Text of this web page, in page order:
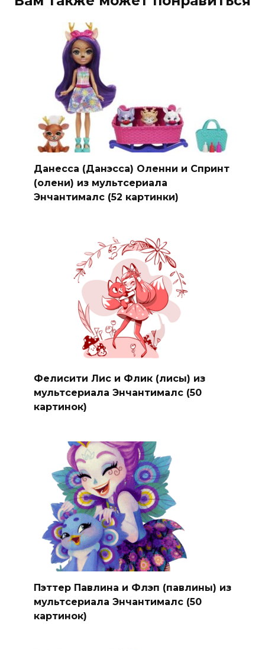
Данесса (Данэсса) Оленни и Спринт
(олени) из мультсериала
Энчантималс (52 картинки)
Фелисити Лис и Флик (лисы) из
мультсериала Энчантималс (50
картинок)
Пэттер Павлина и Флэп (павлины) из
мультсериала Энчантималс (50
картинок)